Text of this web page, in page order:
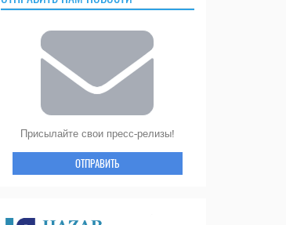
Присылайте свои пресс-релизы!
ОТПРАВИТЬ